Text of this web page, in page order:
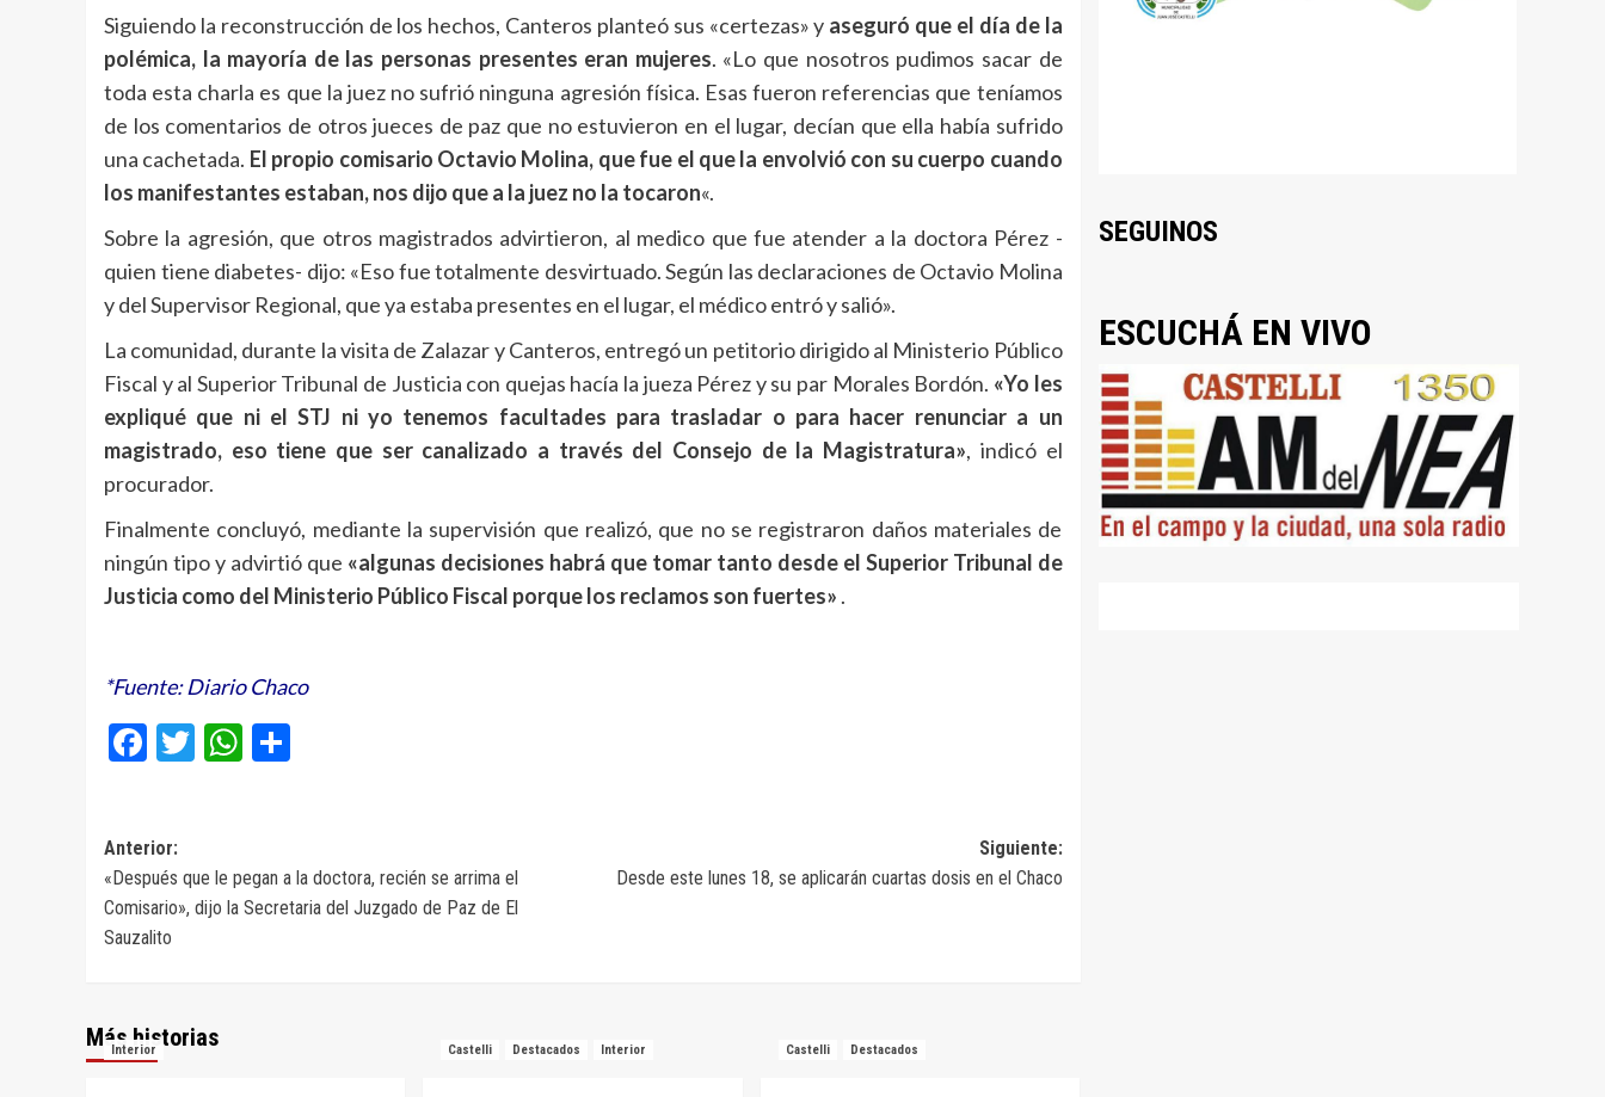
Siguiendo la reconstrucción de los hechos, Canteros planteó sus «certezas» y aseguró que el día de la
polémica, la mayoría de las personas presentes eran mujeres. «Lo que nosotros pudimos sacar de
toda esta charla es que la juez no sufrió ninguna agresión física. Esas fueron referencias que teníamos
de los comentarios de otros jueces de paz que no estuvieron en el lugar, decían que ella había sufrido
una cachetada. El propio comisario Octavio Molina, que fue el que la envolvió con su cuerpo cuando
los manifestantes estaban, nos dijo que a la juez no la tocaron«.
Sobre la agresión, que otros magistrados advirtieron, al medico que fue atender a la doctora Pérez -
quien tiene diabetes- dijo: «Eso fue totalmente desvirtuado. Según las declaraciones de Octavio Molina
y del Supervisor Regional, que ya estaba presentes en el lugar, el médico entró y salió».
La comunidad, durante la visita de Zalazar y Canteros, entregó un petitorio dirigido al Ministerio Público
Fiscal y al Superior Tribunal de Justicia con quejas hacía la jueza Pérez y su par Morales Bordón. «Yo les
expliqué que ni el STJ ni yo tenemos facultades para trasladar o para hacer renunciar a un
magistrado, eso tiene que ser canalizado a través del Consejo de la Magistratura», indicó el
procurador.
Finalmente concluyó, mediante la supervisión que realizó, que no se registraron daños materiales de
ningún tipo y advirtió que «algunas decisiones habrá que tomar tanto desde el Superior Tribunal de
Justicia como del Ministerio Público Fiscal porque los reclamos son fuertes» .
*Fuente: Diario Chaco
Facebook
TwitterWhatsApp
Navegación
de
entradas
Anterior:
«Después que le pegan a la doctora, recién se arrima el
Comisario», dijo la Secretaria del Juzgado de Paz de El
Sauzalito
Siguiente:
Desde este lunes 18, se aplicarán cuartas dosis en el Chaco
Más historias
Interior Castelli Destacados Interior Castelli Destacados
SEGUINOS
ESCUCHÁ EN VIVO